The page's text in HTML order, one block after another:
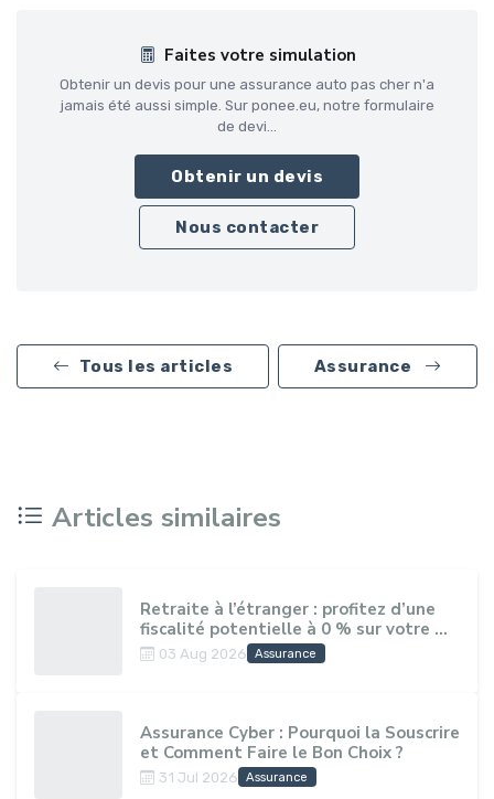
Faites votre simulation
Obtenir un devis pour une assurance auto pas cher n'a
jamais été aussi simple. Sur ponee.eu, notre formulaire
de devi...
Obtenir un devis
Nous contacter
Tous les articles Assurance
Articles similaires
Retraite à l’étranger : profitez d’une
fiscalité potentielle à 0 % sur votre ...
03 Aug 2026 Assurance
Assurance Cyber : Pourquoi la Souscrire
et Comment Faire le Bon Choix ?
31 Jul 2026 Assurance